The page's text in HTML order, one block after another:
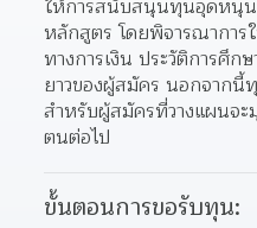
ให้การสนับสนุนทุนอุดหนุน
หลักสูตร โดยพิจารณาการ
ทางการเงิน ประวัติการศึก
ยาวของผู้สมัคร นอกจากนี้
สำหรับผู้สมัครที่วางแผนจ
ตนต่อไป
ขั้นตอนการขอรับทุน: